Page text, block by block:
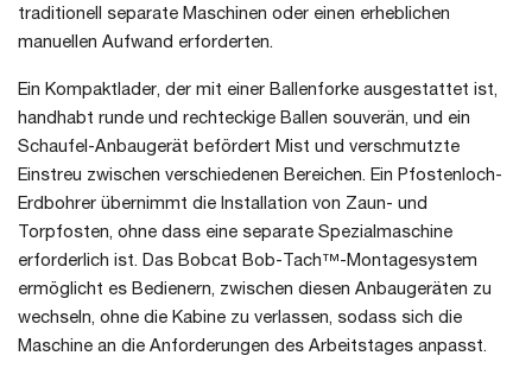
traditionell separate Maschinen oder einen erheblichen
manuellen Aufwand erforderten.
Ein Kompaktlader, der mit einer Ballenforke ausgestattet ist,
handhabt runde und rechteckige Ballen souverän, und ein
Schaufel-Anbaugerät befördert Mist und verschmutzte
Einstreu zwischen verschiedenen Bereichen. Ein Pfostenloch-
Erdbohrer übernimmt die Installation von Zaun- und
Torpfosten, ohne dass eine separate Spezialmaschine
erforderlich ist. Das Bobcat Bob-Tach™-Montagesystem
ermöglicht es Bedienern, zwischen diesen Anbaugeräten zu
wechseln, ohne die Kabine zu verlassen, sodass sich die
Maschine an die Anforderungen des Arbeitstages anpasst.